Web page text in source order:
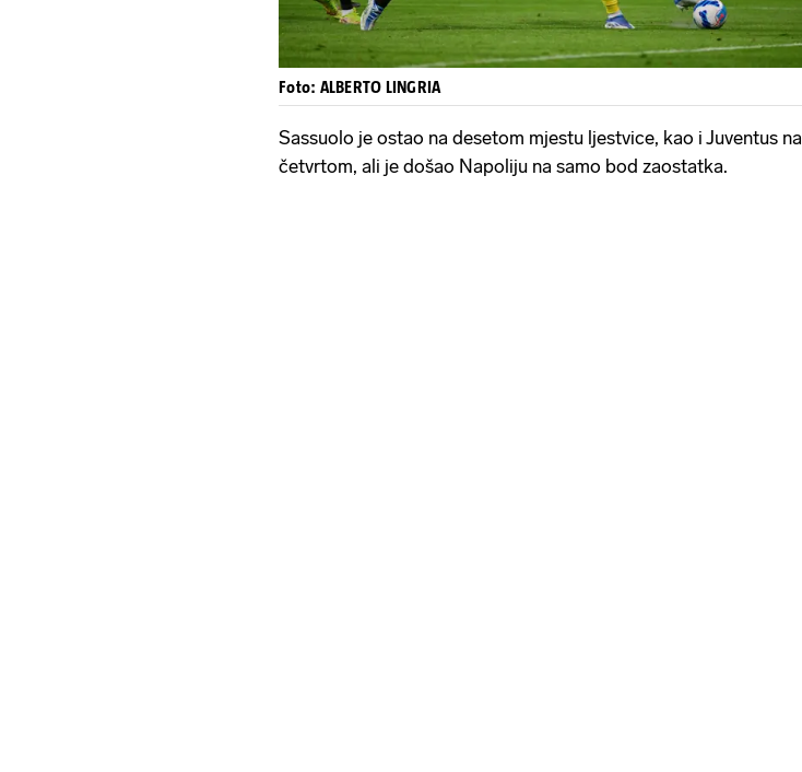
Foto: ALBERTO LINGRIA
Sassuolo je ostao na desetom mjestu ljestvice, kao i Juventus na
četvrtom, ali je došao Napoliju na samo bod zaostatka.